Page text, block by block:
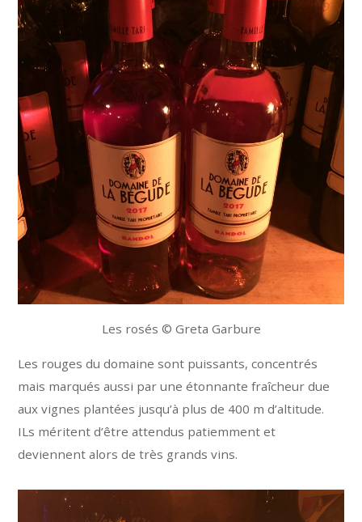
Les rosés © Greta Garbure
Les rouges du domaine sont puissants, concentrés
mais marqués aussi par une étonnante fraîcheur due
aux vignes plantées jusqu’à plus de 400 m d’altitude.
ILs méritent d’être attendus patiemment et
deviennent alors de très grands vins.